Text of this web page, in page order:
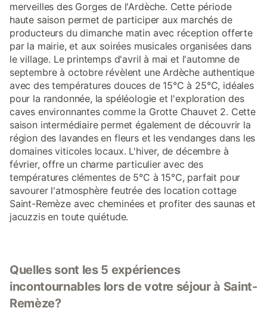
merveilles des Gorges de l'Ardèche. Cette période
haute saison permet de participer aux marchés de
producteurs du dimanche matin avec réception offerte
par la mairie, et aux soirées musicales organisées dans
le village. Le printemps d'avril à mai et l'automne de
septembre à octobre révèlent une Ardèche authentique
avec des températures douces de 15°C à 25°C, idéales
pour la randonnée, la spéléologie et l'exploration des
caves environnantes comme la Grotte Chauvet 2. Cette
saison intermédiaire permet également de découvrir la
région des lavandes en fleurs et les vendanges dans les
domaines viticoles locaux. L'hiver, de décembre à
février, offre un charme particulier avec des
températures clémentes de 5°C à 15°C, parfait pour
savourer l'atmosphère feutrée des location cottage
Saint-Remèze avec cheminées et profiter des saunas et
jacuzzis en toute quiétude.
Quelles sont les 5 expériences
incontournables lors de votre séjour à Saint-
Remèze?